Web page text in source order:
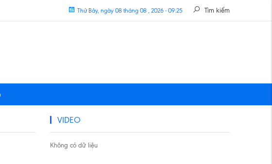
Tìm kiếm
Thứ Bảy, ngày 08 tháng 08 , 2026 - 09:25
VIDEO
Không có dữ liệu